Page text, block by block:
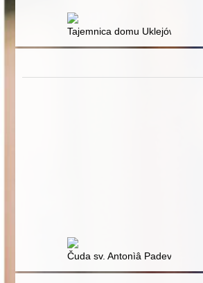
Tajemnica domu Uklejów
Čuda sv. Antonìâ Padevs'kogo